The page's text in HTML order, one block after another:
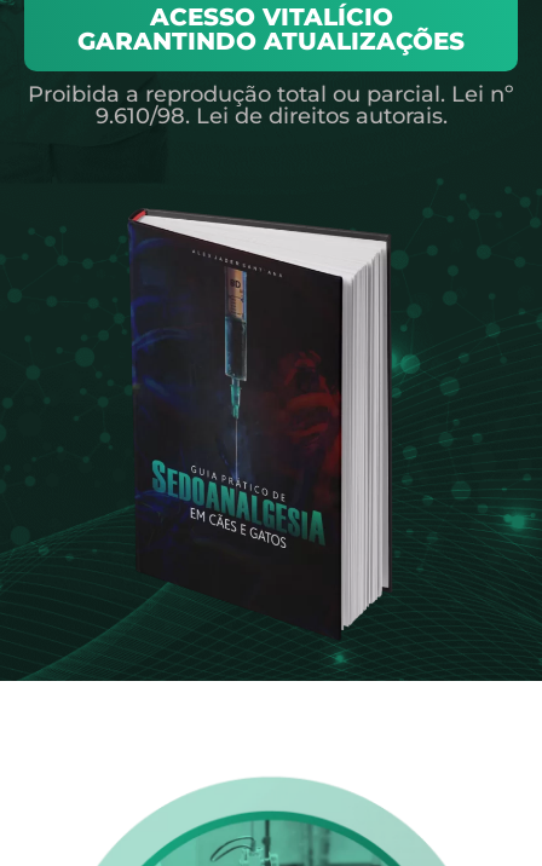
ACESSO VITALÍCIO
GARANTINDO ATUALIZAÇÕES
Proibida a reprodução total ou parcial. Lei nº
9.610/98. Lei de direitos autorais.